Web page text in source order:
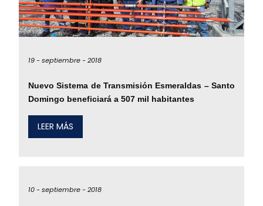
19 -septiembre -2018
Nuevo Sistema de Transmisión Esmeraldas – Santo
Domingo beneficiará a 507 mil habitantes
LEER MÁS
10 -septiembre -2018